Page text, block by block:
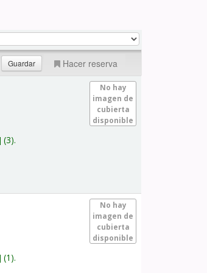
Hacer reserva
No hay
imagen de
cubierta
disponible
(3).
No hay
imagen de
cubierta
disponible
(1).